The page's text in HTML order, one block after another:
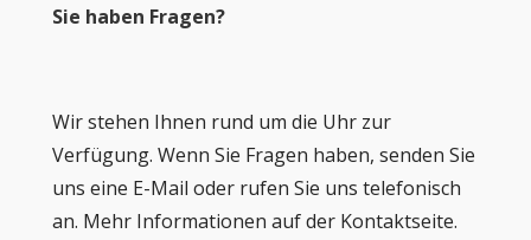
Sie haben Fragen?
Wir stehen Ihnen rund um die Uhr zur
Verfügung. Wenn Sie Fragen haben, senden Sie
uns eine E-Mail oder rufen Sie uns telefonisch
an. Mehr Informationen auf der Kontaktseite.